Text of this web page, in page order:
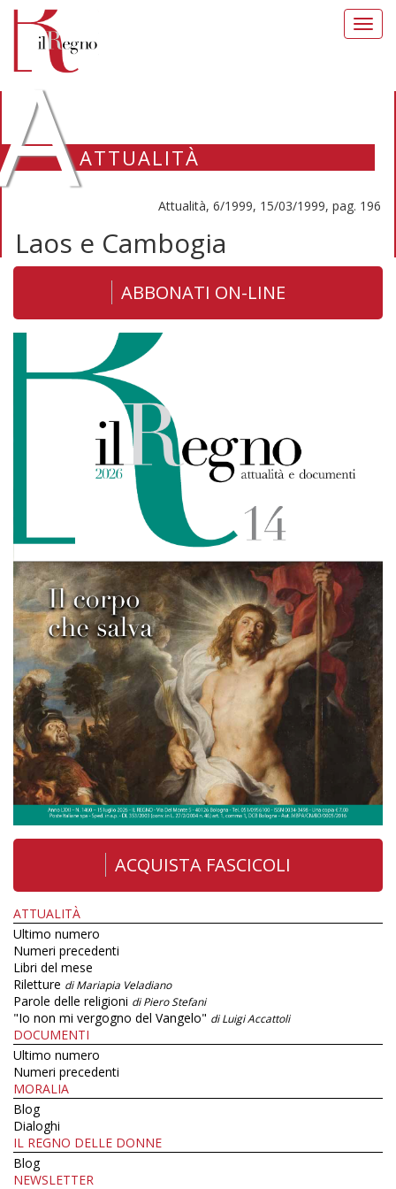
ATTUALITÀ
Attualità, 6/1999, 15/03/1999, pag. 196
Laos e Cambogia
ABBONATI ON-LINE
ACQUISTA FASCICOLI
ATTUALITÀ
Ultimo numero
Numeri precedenti
Libri del mese
Riletture di Mariapia Veladiano
Parole delle religioni di Piero Stefani
"Io non mi vergogno del Vangelo" di Luigi Accattoli
DOCUMENTI
Ultimo numero
Numeri precedenti
MORALIA
Blog
Dialoghi
IL REGNO DELLE DONNE
Blog
NEWSLETTER